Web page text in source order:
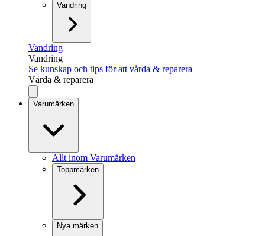
Vandring
Vandring
Vandring
Se kunskap och tips för att vårda & reparera
Vårda & reparera
Varumärken
Allt inom Varumärken
Toppmärken
Nya märken